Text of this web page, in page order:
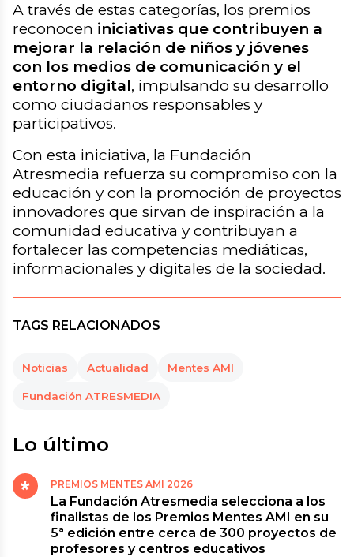
A través de estas categorías, los premios
reconocen iniciativas que contribuyen a
mejorar la relación de niños y jóvenes
con los medios de comunicación y el
entorno digital, impulsando su desarrollo
como ciudadanos responsables y
participativos.
Con esta iniciativa, la Fundación
Atresmedia refuerza su compromiso con la
educación y con la promoción de proyectos
innovadores que sirvan de inspiración a la
comunidad educativa y contribuyan a
fortalecer las competencias mediáticas,
informacionales y digitales de la sociedad.
TAGS RELACIONADOS
Noticias Actualidad Mentes AMI
Fundación ATRESMEDIA
Lo último
PREMIOS MENTES AMI 2026
La Fundación Atresmedia selecciona a los
finalistas de los Premios Mentes AMI en su
5ª edición entre cerca de 300 proyectos de
profesores y centros educativos